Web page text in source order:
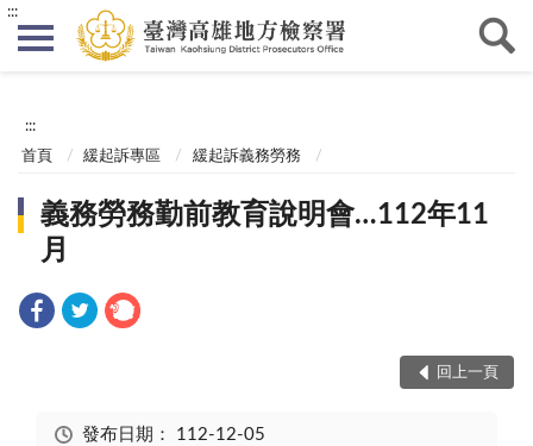
:::
:::
首頁 緩起訴專區 緩起訴義務勞務
義務勞務勤前教育說明會…112年11
月
回上一頁
發布日期： 112-12-05